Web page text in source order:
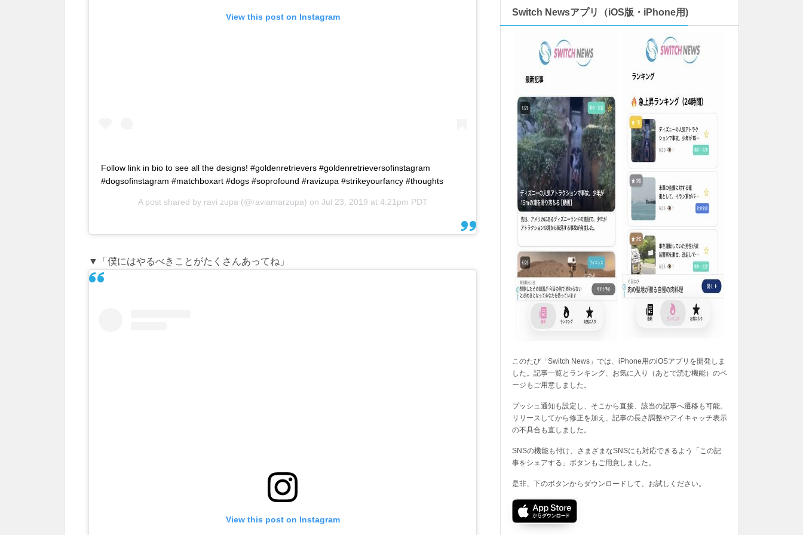
View this post on Instagram
Follow link in bio to see all the designs! #goldenretrievers #goldenretrieversofinstagram
#dogsofinstagram #matchboxart #dogs #soprofound #ravizupa #strikeyourfancy #thoughts
A post shared by ravi zupa (@raviamarzupa) on Jul 23, 2019 at 4:21pm PDT
▼「僕にはやるべきことがたくさんあってね」
View this post on Instagram
Switch Newsアプリ（iOS版・iPhone用)
このたび「Switch News」では、iPhone用のiOSアプリを開発しま
した。記事一覧とランキング、お気に入り（あとで読む機能）のペ
ージもご用意しました。
プッシュ通知も設定し、そこから直接、該当の記事へ遷移も可能。
リリースしてから修正を加え、記事の長さ調整やアイキャッチ表示
の不具合も直しました。
SNSの機能も付け、さまざまなSNSにも対応できるよう「この記
事をシェアする」ボタンもご用意しました。
是非、下のボタンからダウンロードして、お試しください。